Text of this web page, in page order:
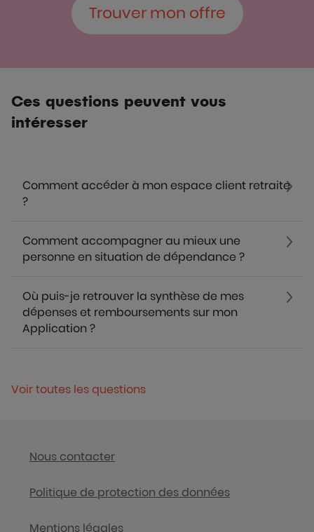
Trouver mon offre
Ces questions peuvent vous
intéresser
Comment accéder à mon espace client retraite
?
Comment accompagner au mieux une
personne en situation de dépendance ?
Où puis-je retrouver la synthèse de mes
dépenses et remboursements sur mon
Application ?
Voir toutes les questions
Nous contacter
Politique de protection des données
Mentions légales